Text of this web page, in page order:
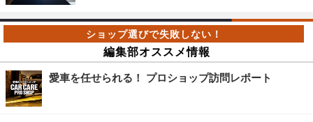
編集部オススメ情報
愛車を任せられる！ プロショップ訪問レポート